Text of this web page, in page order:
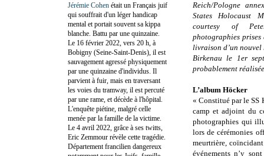
Reich/Pologne
States Holocaust
courtesy of
photographies
livraison d’un
Birkenau le 1er
probablement
L’album Höcker
« Constitué par le SS
camp et adjoint du
photographies qui
lors de cérémonies
meurtrière,
événements n’y
Jérémie Cohen était un Français juif
qui souffrait d'un léger handicap
mental et portait souvent sa kippa
blanche. Battu par une quinzaine.
Le 16 février 2022, vers 20 h, à
Bobigny (Seine-Saint-Denis), il est
sauvagement agressé physiquement
par une quinzaine d'individus. Il
parvient à fuir, mais en traversant
les voies du tramway, il est percuté
par une rame, et décède à l'hôpital.
L'enquête piétine, malgré celle
menée par la famille de la victime.
Le 4 avril 2022, grâce à ses twitts,
Eric Zemmour révèle cette tragédie.
Département francilien dangereux